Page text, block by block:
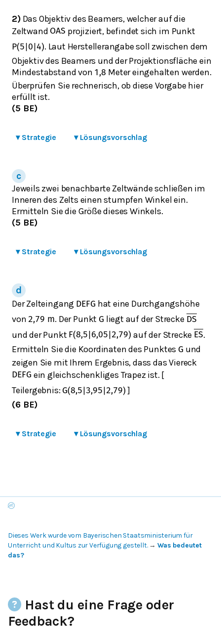
2)Das Objektiv des Beamers, welcher auf die
Zeltwand OAS projiziert, befindet sich im Punkt
P(5 0 4). Laut Herstellerangabe soll zwischen dem
Objektiv des Beamers und der Projektionsfläche ein
Mindestabstand von 1,8 Meter eingehalten werden.
Überprüfen Sie rechnerisch, ob diese Vorgabe hier
erfüllt ist.
(5 BE)
▾ Strategie ▾ Lösungsvorschlag
Jeweils zwei benachbarte Zeltwände schließen im
Inneren des Zelts einen stumpfen Winkel ein.
Ermitteln Sie die Größe dieses Winkels.
(5 BE)
▾ Strategie ▾ Lösungsvorschlag
Der Zelteingang DEFG hat eine Durchgangshöhe
von 2,79 m. Der Punkt G liegt auf der Strecke DS
und der Punkt F(8,5 6,05 2,79) auf der Strecke ES.
Ermitteln Sie die Koordinaten des Punktes G und
zeigen Sie mit Ihrem Ergebnis, dass das Viereck
DEFG ein gleichschenkliges Trapez ist. [
Teilergebnis: G(8,5 |3,95 2,79) ]
(6 BE)
▾ Strategie ▾ Lösungsvorschlag
Dieses Werk wurde vom Bayerischen Staatsministerium für
Unterricht und Kultus zur Verfügung gestellt.→ Was bedeutet
das?
Hast du eine Frage oder
Feedback?